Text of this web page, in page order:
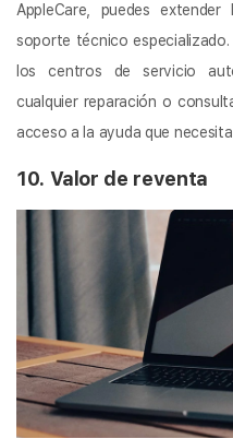
AppleCare, puedes
soporte técnico
los centros de servicio
cualquier reparación o
acceso a la ayuda que
10. Valor de reventa